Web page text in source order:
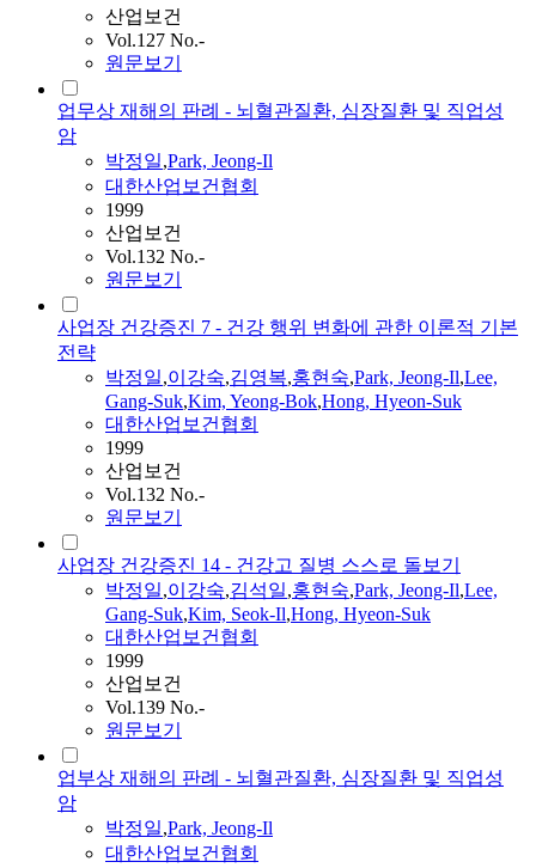
산업보건
Vol.127 No.-
원문보기
업무상 재해의 판례 - 뇌혈관질환, 심장질환 및 직업성
암
박정일,Park, Jeong-Il
대한산업보건협회
1999
산업보건
Vol.132 No.-
원문보기
사업장 건강증진 7 - 건강 행위 변화에 관한 이론적 기본
전략
박정일,이강숙,김영복,홍현숙,Park, Jeong-Il,Lee,
Gang-Suk,Kim, Yeong-Bok,Hong, Hyeon-Suk
대한산업보건협회
1999
산업보건
Vol.132 No.-
원문보기
사업장 건강증진 14 - 건강고 질병 스스로 돌보기
박정일,이강숙,김석일,홍현숙,Park, Jeong-Il,Lee,
Gang-Suk,Kim, Seok-Il,Hong, Hyeon-Suk
대한산업보건협회
1999
산업보건
Vol.139 No.-
원문보기
업부상 재해의 판례 - 뇌혈관질환, 심장질환 및 직업성
암
박정일,Park, Jeong-Il
대한산업보건협회